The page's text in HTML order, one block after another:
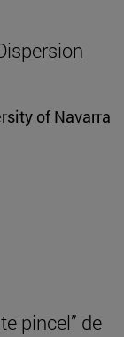
of Navarra
pincel” de